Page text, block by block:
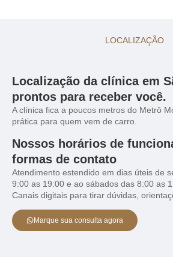
LOCALIZAÇÃO
Localização da clínica em
prontos para receber você.
A clínica fica a poucos metros do Metrô
prática para quem vem de carro.
Nossos horários de
formas de contato
Atendimento estendido em dias úteis de
9:00 as 19:00 e ao sábados das 8:00 as
Canais digitais para tirar dúvidas,
Marque sua consulta agora